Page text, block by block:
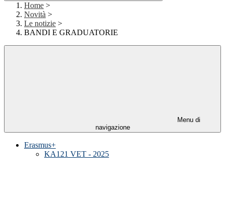
Home >
Novità >
Le notizie >
BANDI E GRADUATORIE
Menu di
navigazione
Erasmus+
KA121 VET - 2025